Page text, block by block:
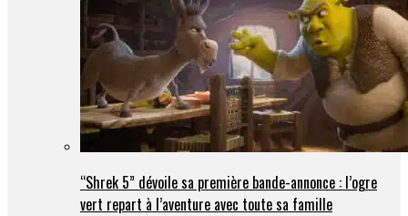
“Shrek 5” dévoile sa première bande-annonce : l’ogre
vert repart à l’aventure avec toute sa famille